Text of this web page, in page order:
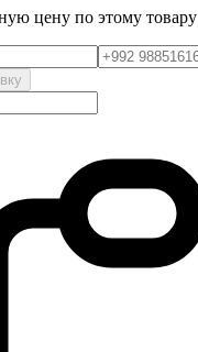
цену по этому товару